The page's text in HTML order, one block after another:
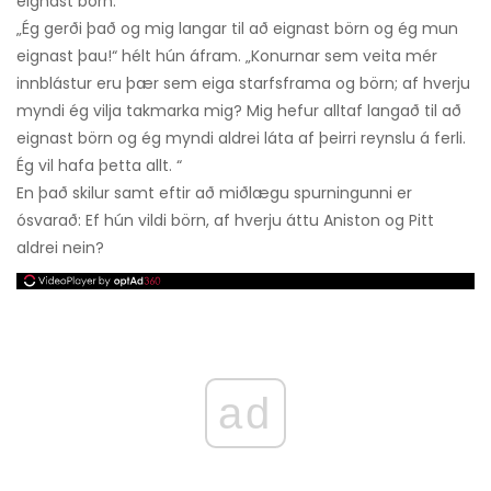
„Ég gerði það og mig langar til að eignast börn og ég mun
eignast þau!“ hélt hún áfram. „Konurnar sem veita mér
innblástur eru þær sem eiga starfsframa og börn; af hverju
myndi ég vilja takmarka mig? Mig hefur alltaf langað til að
eignast börn og ég myndi aldrei láta af þeirri reynslu á ferli.
Ég vil hafa þetta allt. “
En það skilur samt eftir að miðlægu spurningunni er
ósvarað: Ef hún vildi börn, af hverju áttu Aniston og Pitt
aldrei nein?
ad